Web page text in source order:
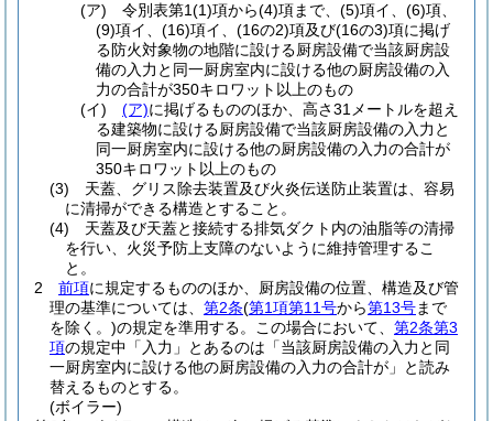
(ア)
令別表第1(1)項から(4)項まで、(5)項イ、(6)項、
(9)項イ、(16)項イ、(16の2)項及び(16の3)項に掲げ
る防火対象物の地階に設ける厨房設備で当該厨房設
備の入力と同一厨房室内に設ける他の厨房設備の入
力の合計が350キロワット以上のもの
(イ)
(ア)に掲げるもののほか、高さ31メートルを超え
る建築物に設ける厨房設備で当該厨房設備の入力と
同一厨房室内に設ける他の厨房設備の入力の合計が
350キロワット以上のもの
(3)
天蓋、グリス除去装置及び火炎伝送防止装置は、容易
に清掃ができる構造とすること。
(4)
天蓋及び天蓋と接続する排気ダクト内の油脂等の清掃
を行い、火災予防上支障のないように維持管理するこ
と。
2
前項に規定するもののほか、厨房設備の位置、構造及び管
理の基準については、 第2条(第1項第11号から第13号まで
を除く。)の規定を準用する。 この場合において、 第2条第3
項の規定中「入力」とあるのは「当該厨房設備の入力と同
一厨房室内に設ける他の厨房設備の入力の合計が」と読み
替えるものとする。
(ボイラー)